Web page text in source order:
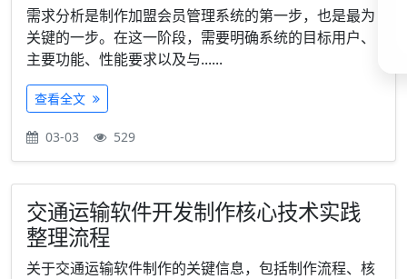
需求分析是制作加盟会员管理系统的第一步，也是最为
关键的一步。在这一阶段，需要明确系统的目标用户、
主要功能、性能要求以及与......
查看全文
03-03 529
交通运输软件开发制作核心技术实践
整理流程
关于交通运输软件制作的关键信息，包括制作流程、核